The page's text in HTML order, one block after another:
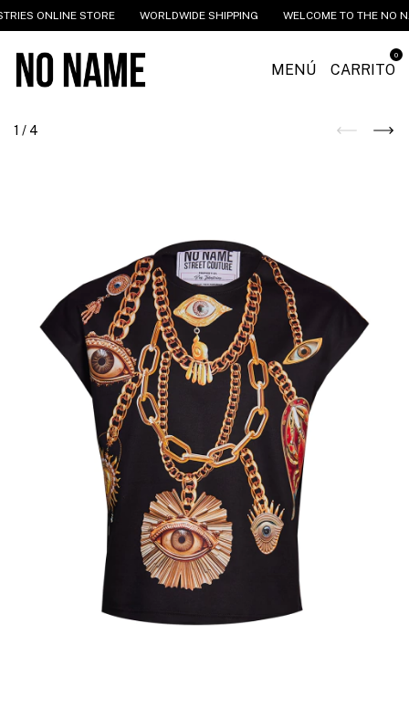
ONLINE STORE WORLDWIDE SHIPPING WELCOME TO THE NO
MENÚ CARRITO
0
1 / 4